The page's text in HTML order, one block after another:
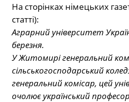
На сторінках німецьких
статті):
Аграрний університет
березня.
У Житомирі генеральний
сільськогосподарський
генеральний комісар, цей
очолює український